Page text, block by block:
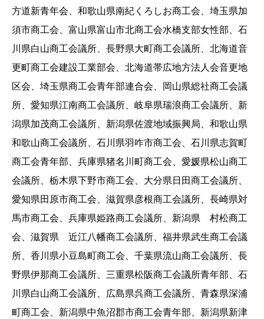
方道新青年会、和歌山県南紀くろしお商工会、埼玉県加
須市商工会、富山県富山市北商工会水橋支部女性部、石
川県白山商工会議所、長野県大町商工会議所、北海道音
更町商工会建設工業部会、北海道帯広地方法人会音更地
区会、埼玉県商工会青年部連合会、岡山県総社商工会議
所、愛知県江南商工会議所、岐阜県瑞浪商工会議所、新
潟県加茂商工会議所、新潟県佐渡地域振興局、和歌山県
和歌山商工会議所、石川県羽咋市商工会、石川県志賀町
商工会青年部、兵庫県猪名川町商工会、愛媛県松山商工
会議所、栃木県下野市商工会、大分県日田商工会議所、
愛知県田原市商工会、滋賀県彦根商工会議所、長崎県対
馬市商工会、兵庫県姫路商工会議所、新潟県 村松商工
会、滋賀県 近江八幡商工会議所、福井県武生商工会議
所、香川県小豆島町商工会、千葉県流山商工会議所、長
野県伊那商工会議所、三重県松阪商工会議所青年部、石
川県白山商工会議所、広島県呉商工会議所、青森県深浦
町商工会、新潟県中魚沼郡市商工会青年部、新潟県新津